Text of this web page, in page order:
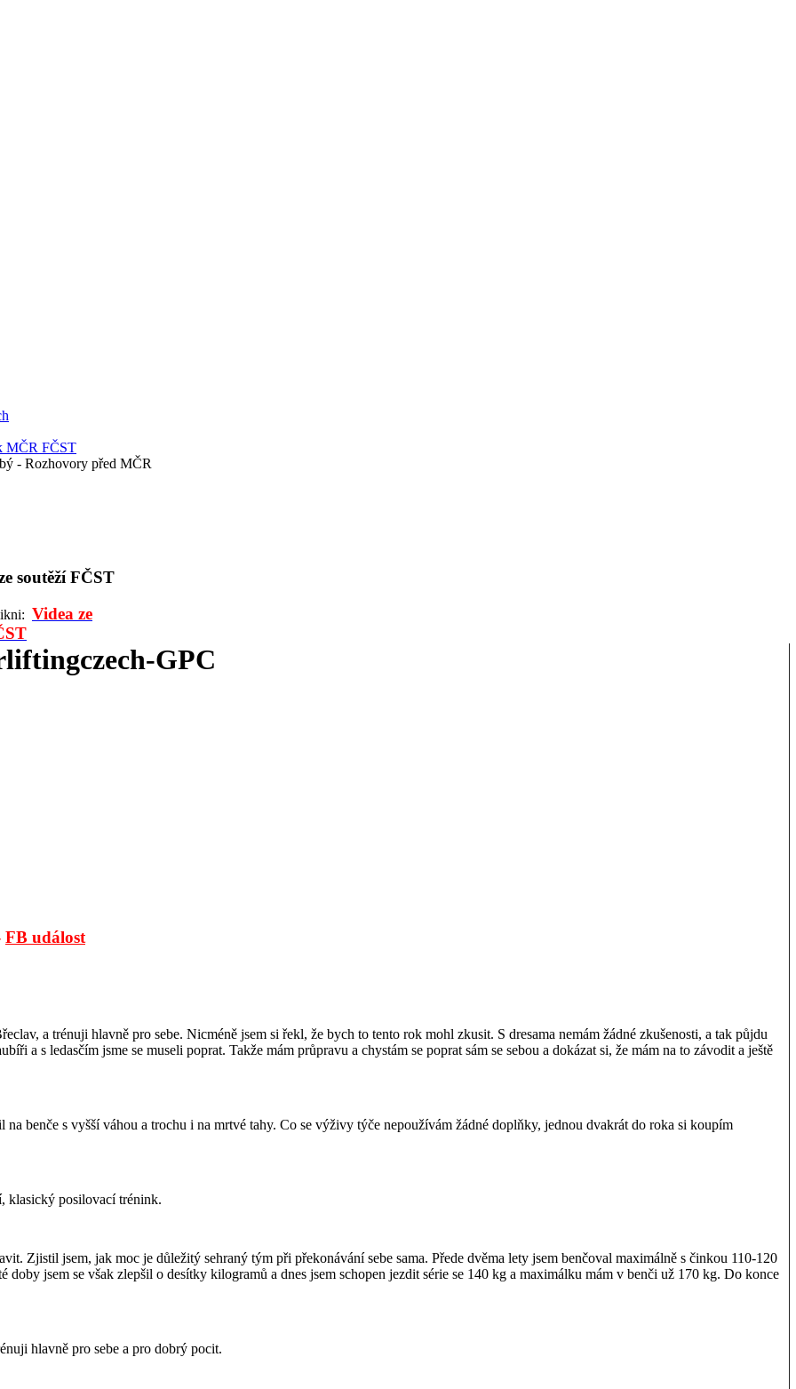
MČR FČST
- Rozhovory před MČR
soutěží FČST
Videa ze
FB událost
GPC
a trénuji hlavně pro sebe. Nicméně jsem si řekl, že bych to tento rok mohl zkusit. S dresama nemám žádné zkušenosti, a tak půjdu
a s ledasčím jsme se museli poprat. Takže mám průpravu a chystám se poprat sám se sebou a dokázat si, že mám na to závodit a ještě
benče s vyšší váhou a trochu i na mrtvé tahy. Co se výživy týče nepoužívám žádné doplňky, jednou dvakrát do roka si koupím
klasický posilovací trénink.
Zjistil jsem, jak moc je důležitý sehraný tým při překonávání sebe sama. Přede dvěma lety jsem benčoval maximálně s činkou 110-120
jsem se však zlepšil o desítky kilogramů a dnes jsem schopen jezdit série se 140 kg a maximálku mám v benči už 170 kg. Do konce
hlavně pro sebe a pro dobrý pocit.